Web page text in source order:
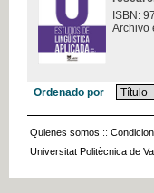
ISBN:
Archivo
Ordenado por
Quienes somos ::
Universitat Politècnica de